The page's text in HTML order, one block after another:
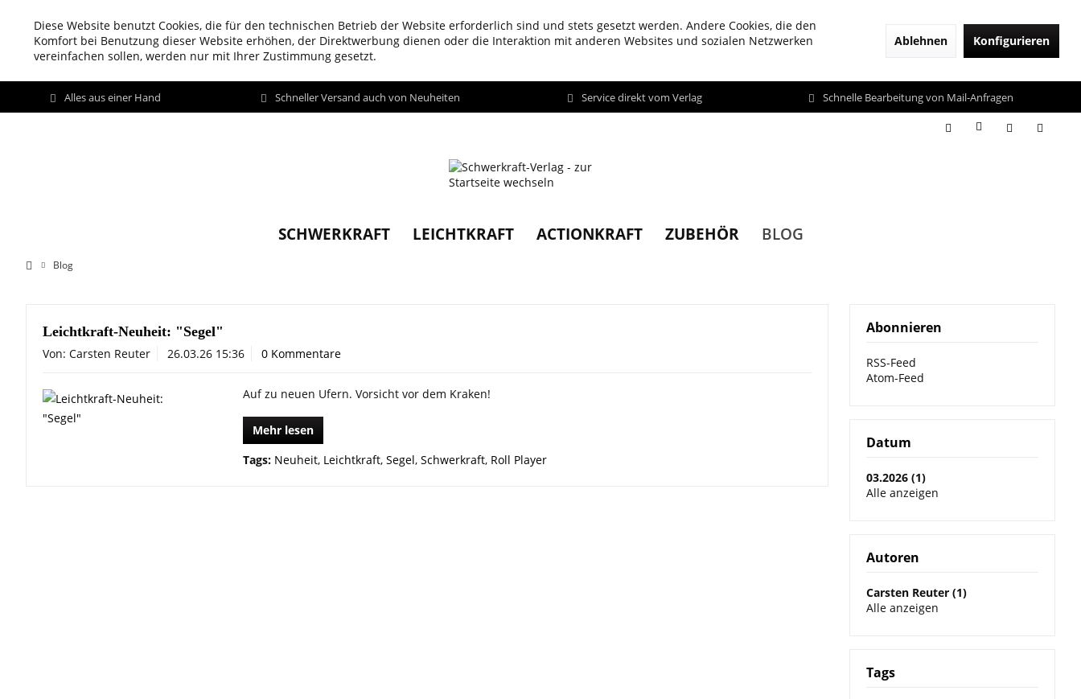
Diese Website benutzt Cookies, die für den technischen Betrieb der Website erforderlich sind und stets gesetzt werden. Andere Cookies, die den
Komfort bei Benutzung dieser Website erhöhen, der Direktwerbung dienen oder die Interaktion mit anderen Websites und sozialen Netzwerken
vereinfachen sollen, werden nur mit Ihrer Zustimmung gesetzt.
Ablehnen Konfigurieren
Alles aus einer Hand Schneller Versand auch von Neuheiten Service direkt vom Verlag Schnelle Bearbeitung von Mail-Anfragen
SCHWERKRAFT LEICHTKRAFT ACTIONKRAFT ZUBEHÖR BLOG
Blog
Abonnieren
RSS-Feed
Atom-Feed
Datum
03.2026 (1)
Alle anzeigen
Autoren
Carsten Reuter (1)
Alle anzeigen
Tags
Leichtkraft-Neuheit: "Segel"
Von: Carsten Reuter 26.03.26 15:36 0 Kommentare
Auf zu neuen Ufern. Vorsicht vor dem Kraken!
Mehr lesen
Tags: Neuheit, Leichtkraft, Segel, Schwerkraft, Roll Player